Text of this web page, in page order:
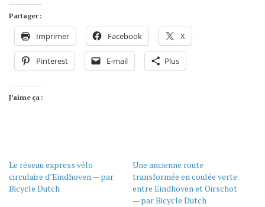
Partager :
Imprimer Facebook X
Pinterest E-mail Plus
J’aime ça :
Le réseau express vélo
circulaire d’Eindhoven — par
Bicycle Dutch
Une ancienne route
transformée en coulée verte
entre Eindhoven et Oirschot
— par Bicycle Dutch